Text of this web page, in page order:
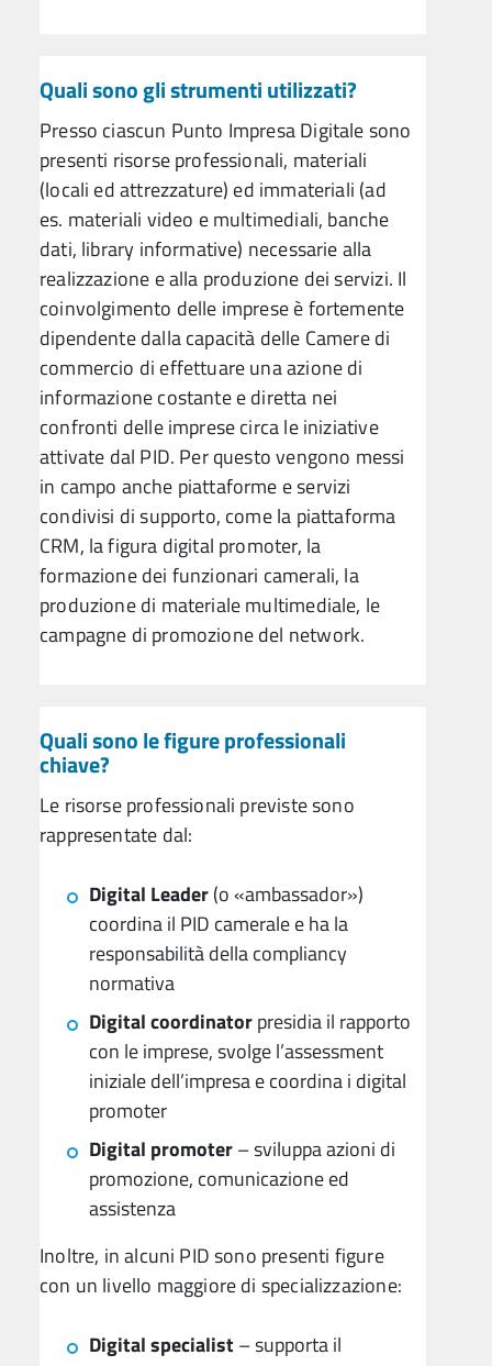
Quali sono gli strumenti utilizzati?
Presso ciascun Punto Impresa Digitale sono
presenti risorse professionali, materiali
(locali ed attrezzature) ed immateriali (ad
es. materiali video e multimediali, banche
dati, library informative) necessarie alla
realizzazione e alla produzione dei servizi. Il
coinvolgimento delle imprese è fortemente
dipendente dalla capacità delle Camere di
commercio di effettuare una azione di
informazione costante e diretta nei
confronti delle imprese circa le iniziative
attivate dal PID. Per questo vengono messi
in campo anche piattaforme e servizi
condivisi di supporto, come la piattaforma
CRM, la figura digital promoter, la
formazione dei funzionari camerali, la
produzione di materiale multimediale, le
campagne di promozione del network.
Quali sono le figure professionali
chiave?
Le risorse professionali previste sono
rappresentate dal:
Digital Leader(o «ambassador»)
coordina il PID camerale e ha la
responsabilità della compliancy
normativa
Digital coordinatorpresidia il rapporto
con le imprese, svolge l’assessment
iniziale dell’impresa e coordina i digital
promoter
Digital promoter– sviluppa azioni di
promozione, comunicazione ed
assistenza
Inoltre, in alcuni PID sono presenti figure
con un livello maggiore di specializzazione:
Digital specialist– supporta il